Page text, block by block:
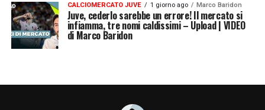
CALCIOMERCATO JUVE 1 giorno ago Marco Baridon
Juve, cederlo sarebbe un errore! Il mercato si
infiamma, tre nomi caldissimi – Upload | VIDEO
di Marco Baridon